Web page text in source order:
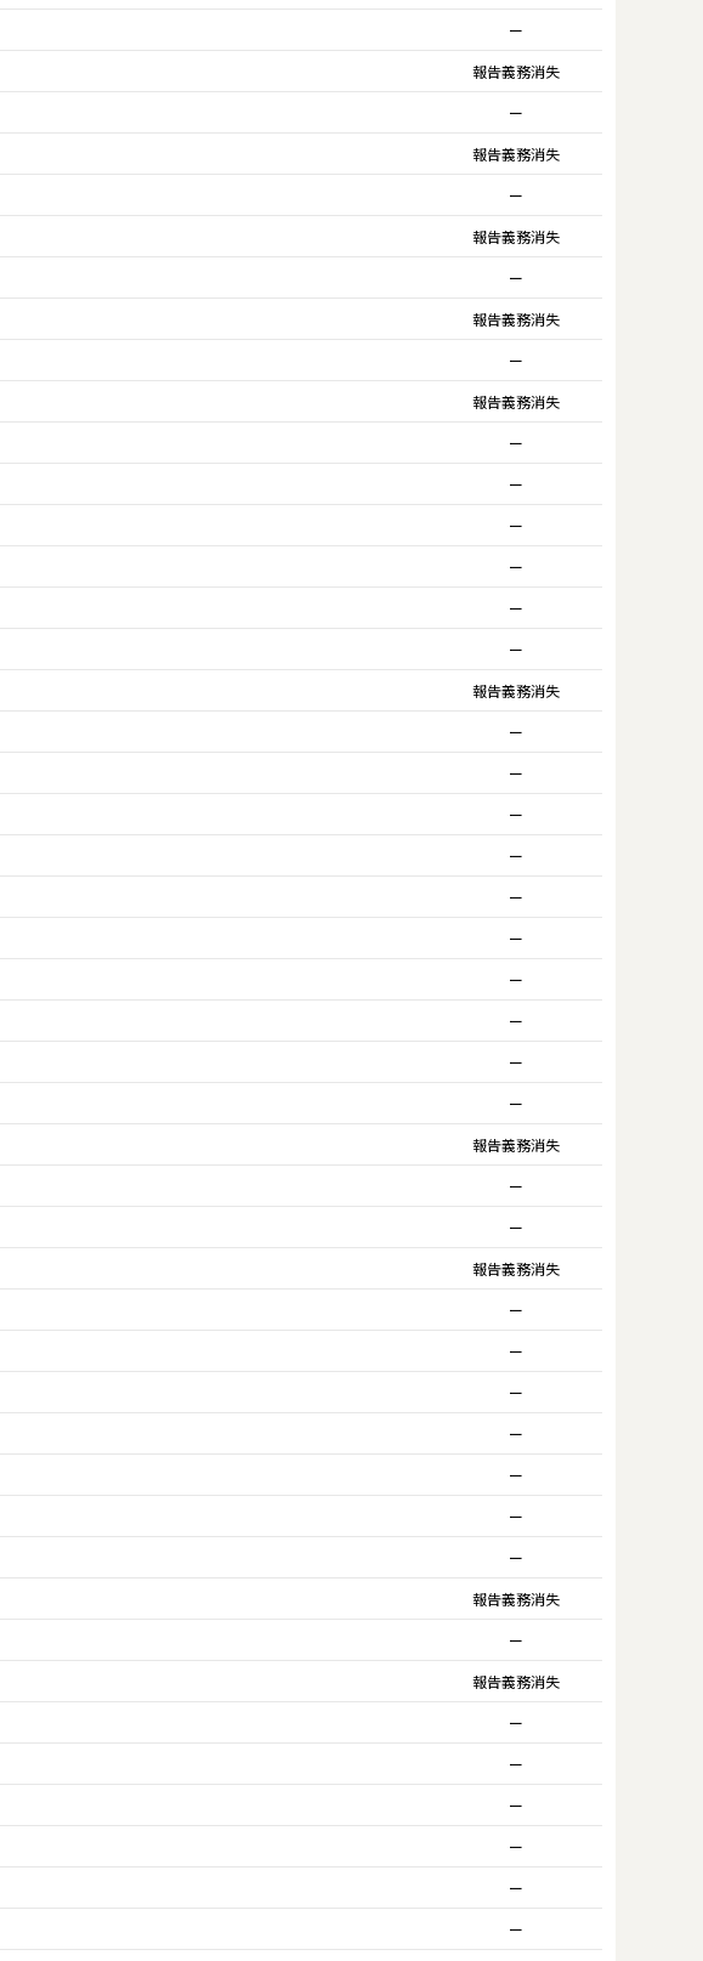
ー
報告義務消失
ー
報告義務消失
ー
報告義務消失
ー
報告義務消失
ー
報告義務消失
ー
ー
ー
ー
ー
ー
報告義務消失
ー
ー
ー
ー
ー
ー
ー
ー
ー
ー
報告義務消失
ー
ー
報告義務消失
ー
ー
ー
ー
ー
ー
ー
報告義務消失
ー
報告義務消失
ー
ー
ー
ー
ー
ー